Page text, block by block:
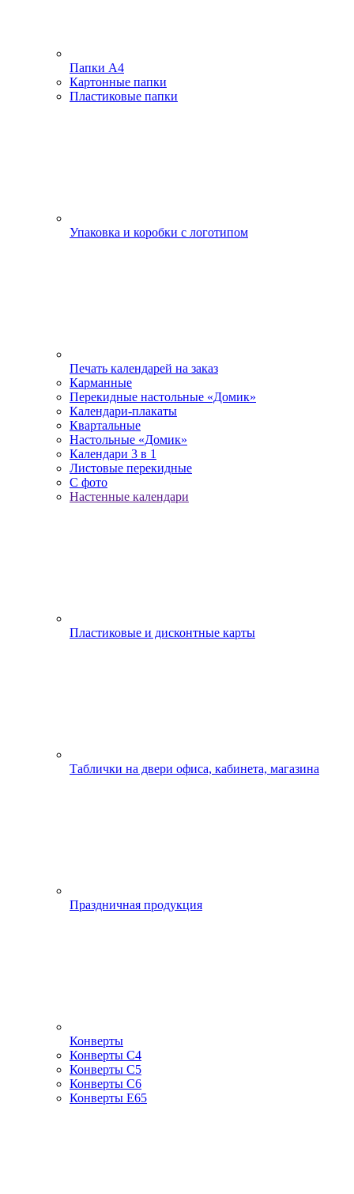
Папки А4
Картонные папки
Пластиковые папки
Упаковка и коробки с логотипом
Печать календарей на заказ
Карманные
Перекидные настольные «Домик»
Календари-плакаты
Квартальные
Настольные «Домик»
Календари 3 в 1
Листовые перекидные
С фото
Настенные календари
Пластиковые и дисконтные карты
Таблички на двери офиса, кабинета, магазина
Праздничная продукция
Конверты
Конверты С4
Конверты С5
Конверты С6
Конверты Е65